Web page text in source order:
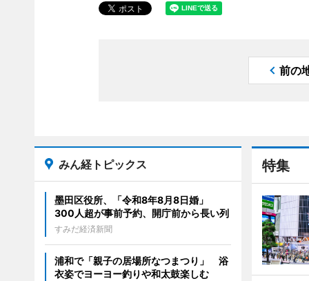
前の
特集
みん経トピックス
墨田区役所、「令和8年8月8日婚」
300人超が事前予約、開庁前から長い列
すみだ経済新聞
浦和で「親子の居場所なつまつり」 浴
衣姿でヨーヨー釣りや和太鼓楽しむ